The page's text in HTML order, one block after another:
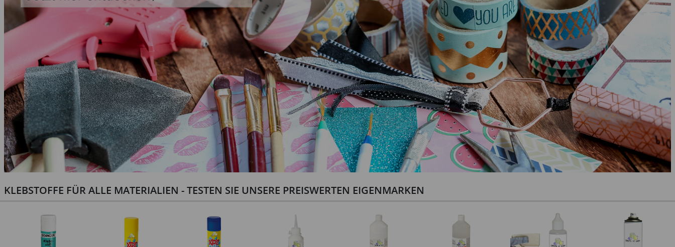
KLEBSTOFFE FÜR ALLE MATERIALIEN - TESTEN SIE UNSERE PREISWERTEN EIGENMARKEN